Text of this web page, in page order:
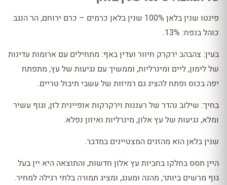
פינטו שנין בלאן 100% שנין בלאן כרמים – כרם ירוחם, הר הנגב
כוהל בנפח: 13%.
בעין: צהבהב ירקרק חיוור ועדין באף: מתחילים עם ארומות עדינות
של לימון, ליים ומינרליות, וממשיך עם נגיעות של עץ, מתפתח
יפה בכוס ופתח להציג גם רמיזות של עשבי תיבול טריים.
בחיך: שילוב נהדר של רעננות וירקרקות אופיינית לזן, וגוף עשיר
ומלא, נגיעות של עץ אלון, מינרליות ואיזון נפלא.
שנין בלאן הוא מהזנים המצטיינים במדבר.
היין תסס בחלקו בחביות עץ אלון חדשות, והתוצאה היא יין בעל
גוף מרשים ביותר, מהנה ומענג, ומציג תמורה בלתי רגילה למחיר.